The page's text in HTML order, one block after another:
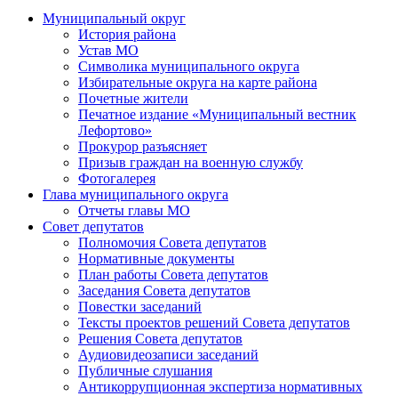
Муниципальный округ
История района
Устав МО
Символика муниципального округа
Избирательные округа на карте района
Почетные жители
Печатное издание «Муниципальный вестник
Лефортово»
Прокурор разъясняет
Призыв граждан на военную службу
Фотогалерея
Глава муниципального округа
Отчеты главы МО
Совет депутатов
Полномочия Совета депутатов
Нормативные документы
План работы Совета депутатов
Заседания Cовета депутатов
Повестки заседаний
Тексты проектов решений Совета депутатов
Решения Совета депутатов
Аудиовидеозаписи заседаний
Публичные слушания
Антикоррупционная экспертиза нормативных